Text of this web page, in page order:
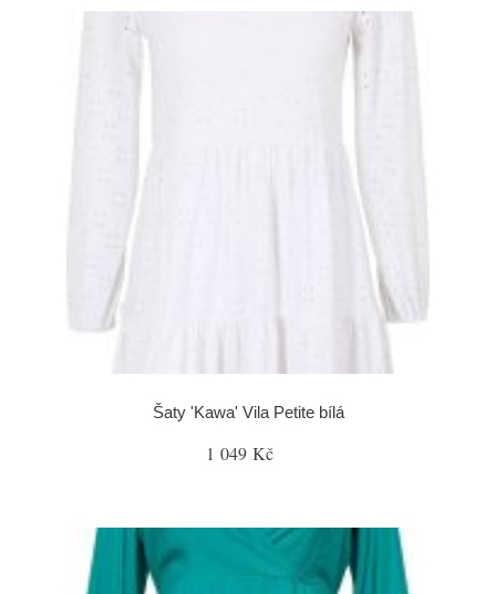
Šaty 'Kawa' Vila Petite bílá
1 049 Kč